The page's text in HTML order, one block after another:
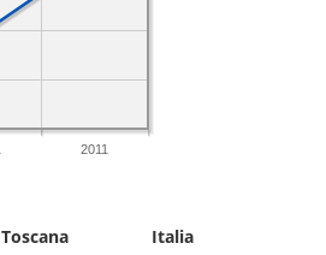
2011
Toscana Italia